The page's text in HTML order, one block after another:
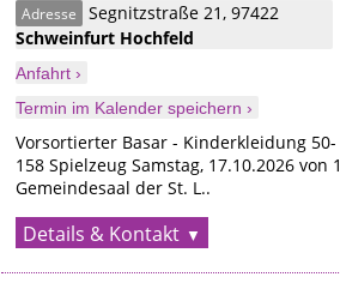
Adresse Segnitzstraße 21,97422
Schweinfurt Hochfeld
Anfahrt ›
Termin im Kalender speichern ›
Vorsortierter Basar - Kinderkleidung 50-
158 Spielzeug Samstag, 17.10.2026 von
Gemeindesaal der St. L..
Details & Kontakt